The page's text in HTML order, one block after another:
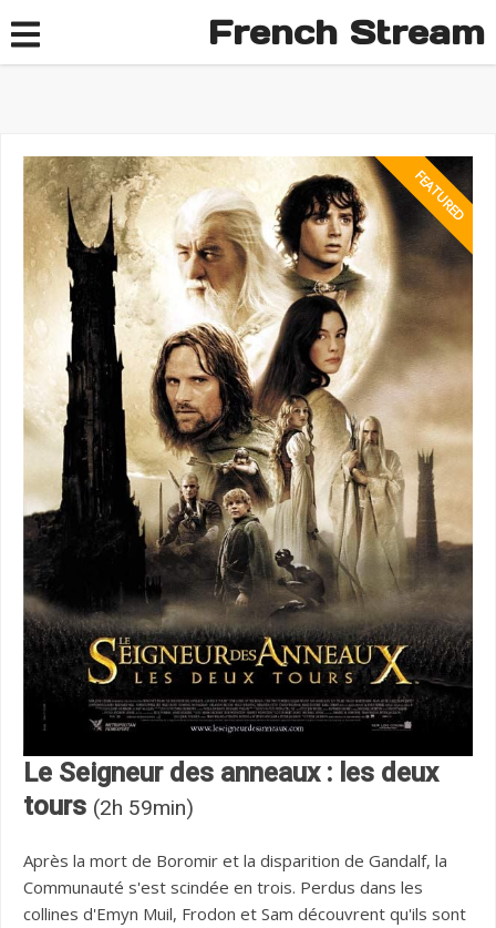
French Stream
Le Seigneur des anneaux : les deux
tours (2h 59min)
Après la mort de Boromir et la disparition de Gandalf, la
Communauté s'est scindée en trois. Perdus dans les
collines d'Emyn Muil, Frodon et Sam découvrent qu'ils sont